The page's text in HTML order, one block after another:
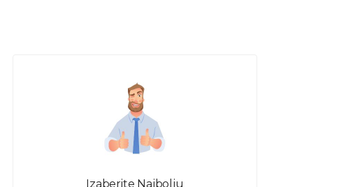
Izaberite Najbolju